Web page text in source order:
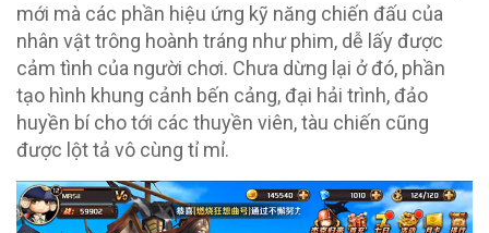
mới mà các phần hiệu ứng kỹ năng chiến đấu của
nhân vật trông hoành tráng như phim, dễ lấy được
cảm tình của người chơi. Chưa dừng lại ở đó, phần
tạo hình khung cảnh bến cảng, đại hải trình, đảo
huyền bí cho tới các thuyền viên, tàu chiến cũng
được lột tả vô cùng tỉ mỉ.